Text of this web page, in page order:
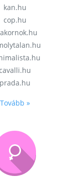
kan.hu
cop.hu
prada.hu
Tovább »